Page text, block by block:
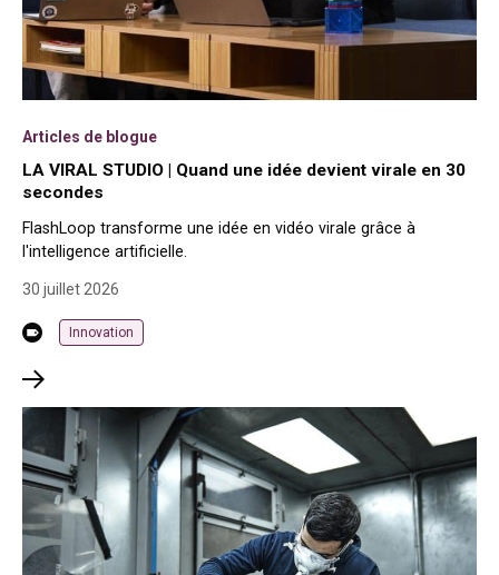
Articles de blogue
LA VIRAL STUDIO | Quand une idée devient virale en 30
secondes
FlashLoop transforme une idée en vidéo virale grâce à
l'intelligence artificielle.
30 juillet 2026
Innovation